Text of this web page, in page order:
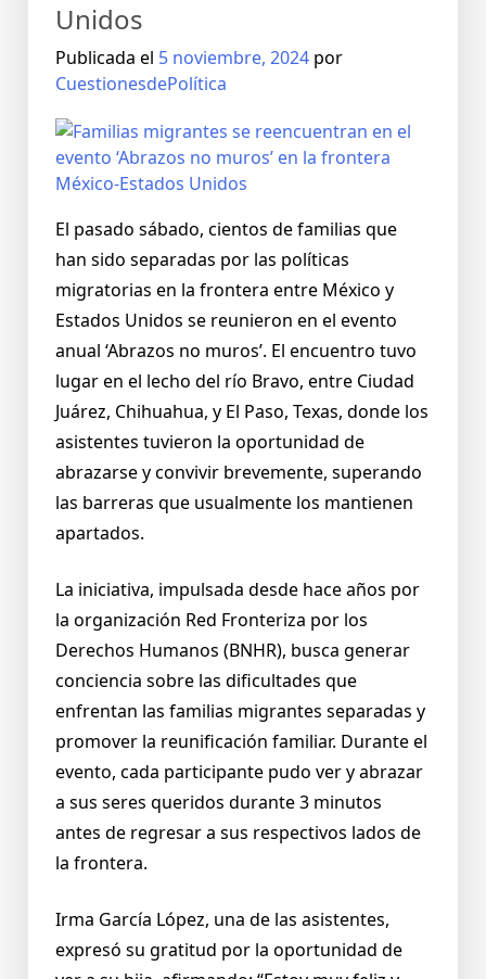
Unidos
Publicada el 5 noviembre, 2024 por
CuestionesdePolítica
El pasado sábado, cientos de familias que
han sido separadas por las políticas
migratorias en la frontera entre México y
Estados Unidos se reunieron en el evento
anual ‘Abrazos no muros’. El encuentro tuvo
lugar en el lecho del río Bravo, entre Ciudad
Juárez, Chihuahua, y El Paso, Texas, donde los
asistentes tuvieron la oportunidad de
abrazarse y convivir brevemente, superando
las barreras que usualmente los mantienen
apartados.
La iniciativa, impulsada desde hace años por
la organización Red Fronteriza por los
Derechos Humanos (BNHR), busca generar
conciencia sobre las dificultades que
enfrentan las familias migrantes separadas y
promover la reunificación familiar. Durante el
evento, cada participante pudo ver y abrazar
a sus seres queridos durante 3 minutos
antes de regresar a sus respectivos lados de
la frontera.
Irma García López, una de las asistentes,
expresó su gratitud por la oportunidad de